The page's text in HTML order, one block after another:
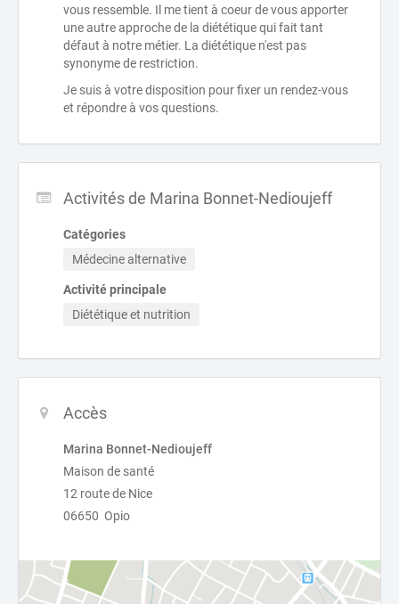
vous ressemble. Il me tient à coeur de vous apporter
une autre approche de la diététique qui fait tant
défaut à notre métier. La diététique n'est pas
synonyme de restriction.
Je suis à votre disposition pour fixer un rendez-vous
et répondre à vos questions.
Activités de Marina Bonnet-Nedioujeff
Catégories
Médecine alternative
Activité principale
Diététique et nutrition
Accès
Marina Bonnet-Nedioujeff
Maison de santé
12 route de Nice
06650 Opio